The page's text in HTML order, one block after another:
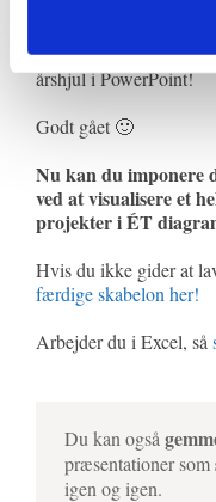
Du har nu lært at lave
årshjul i PowerPoint!
Godt gået 🙂
Nu kan du imponere
ved at visualisere et
projekter i ÉT
Hvis du ikke gider at
færdige skabelon her!
Arbejder du i Excel, så
Du kan også
præsentationer som
igen og igen.